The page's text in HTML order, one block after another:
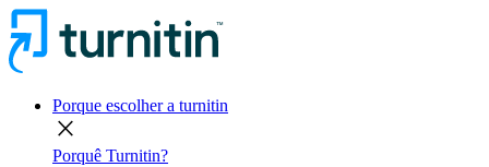
Porque escolher a turnitin
close
Porquê Turnitin?